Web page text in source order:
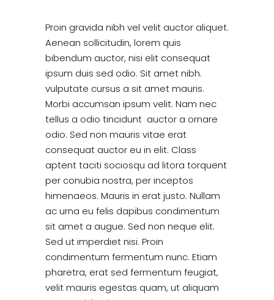
Proin gravida nibh vel velit auctor aliquet.
Aenean sollicitudin, lorem quis
bibendum auctor, nisi elit consequat
ipsum duis sed odio. Sit amet nibh.
vulputate cursus a sit amet mauris.
Morbi accumsan ipsum velit. Nam nec
tellus a odio tincidunt auctor a ornare
odio. Sed non mauris vitae erat
consequat auctor eu in elit. Class
aptent taciti sociosqu ad litora torquent
per conubia nostra, per inceptos
himenaeos. Mauris in erat justo. Nullam
ac urna eu felis dapibus condimentum
sit amet a augue. Sed non neque elit.
Sed ut imperdiet nisi. Proin
condimentum fermentum nunc. Etiam
pharetra, erat sed fermentum feugiat,
velit mauris egestas quam, ut aliquam